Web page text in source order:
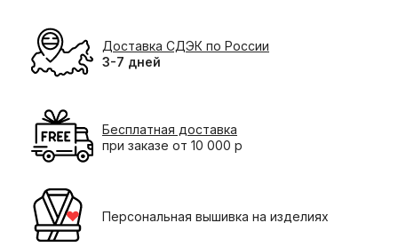
Доставка СДЭК по России
3-7 дней
Бесплатная доставка
при заказе от 10 000 р
Персональная вышивка на изделиях